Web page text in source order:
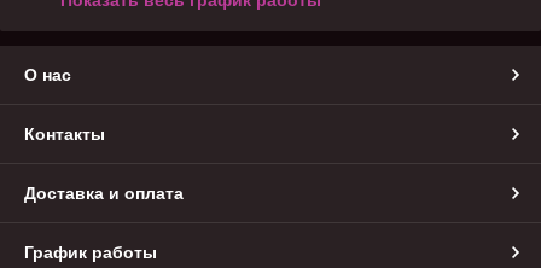
О нас
Контакты
Доставка и оплата
График работы